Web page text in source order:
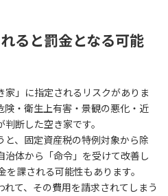
ると罰金となる可能
家」に指定されるリスクがありま
険・衛生上有害・景観の悪化・近
断した空き家です。
、固定資産税の特例対象から除
体から「命令」を受けて改善し
課される可能性もあります。
て、その費用を請求されてしまう